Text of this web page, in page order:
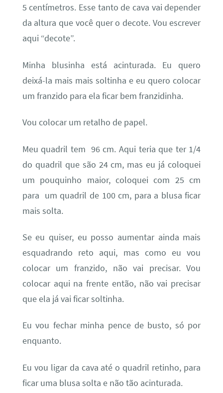
5 centímetros. Esse tanto de cava vai depender
da altura que você quer o decote. Vou escrever
aqui “decote”.
Minha blusinha está acinturada. Eu quero
deixá-la mais mais soltinha e eu quero colocar
um franzido para ela ficar bem franzidinha.
Vou colocar um retalho de papel.
Meu quadril tem 96 cm. Aqui teria que ter 1/4
do quadril que são 24 cm, mas eu já coloquei
um pouquinho maior, coloquei com 25 cm
para um quadril de 100 cm, para a blusa ficar
mais solta.
Se eu quiser, eu posso aumentar ainda mais
esquadrando reto aqui, mas como eu vou
colocar um franzido, não vai precisar. Vou
colocar aqui na frente então, não vai precisar
que ela já vai ficar soltinha.
Eu vou fechar minha pence de busto, só por
enquanto.
Eu vou ligar da cava até o quadril retinho, para
ficar uma blusa solta e não tão acinturada.